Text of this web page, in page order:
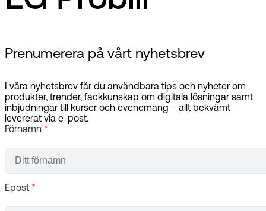
Prenumerera på vårt nyhetsbrev
I våra nyhetsbrev får du användbara tips och nyheter om
produkter, trender, fackkunskap om digitala lösningar samt
inbjudningar till kurser och evenemang – allt bekvämt
levererat via e-post.
Förnamn *
Epost *